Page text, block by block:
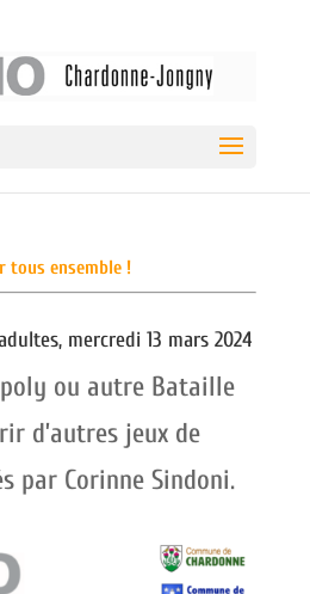
tous ensemble !
mercredi 13 mars 2024
ou autre Bataille
d’autres jeux de
par Corinne Sindoni.